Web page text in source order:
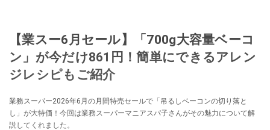
【業スー6月セール】「700g大容量ベーコ
ン」が今だけ861円！簡単にできるアレン
ジレシピもご紹介
業務スーパー2026年6月の月間特売セールで「吊るしベーコンの切り落と
し」が大特価！今回は業務スーパーマニアスパ子さんがその魅力について解
説してくれました。